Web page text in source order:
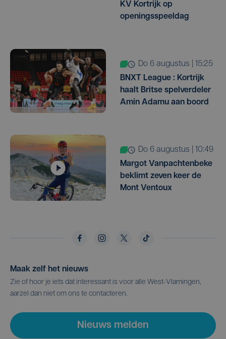
KV Kortrijk op
openingsspeeldag
do 6 augustus | 15:25
BNXT League : Kortrijk
haalt Britse spelverdeler
Amin Adamu aan boord
do 6 augustus | 10:49
Margot Vanpachtenbeke
beklimt zeven keer de
Mont Ventoux
Maak zelf het nieuws
Zie of hoor je iets dat interessant is voor alle West-Vlamingen,
aarzel dan niet om ons te contacteren.
Nieuws melden